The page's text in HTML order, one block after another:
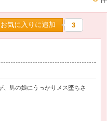
お気に入りに追加 3
、男の娘にうっかりメス墜ちさ